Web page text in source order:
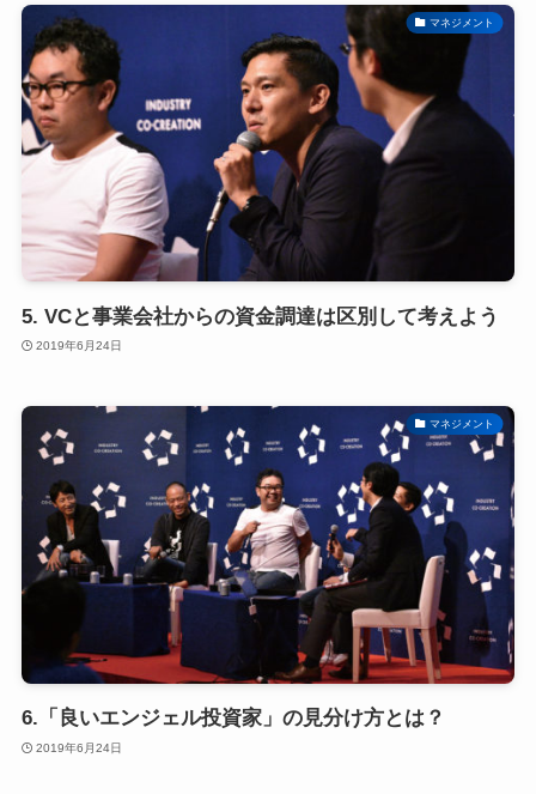
マネジメント
5. VCと事業会社からの資金調達は区別して考えよう
2019年6月24日
マネジメント
6.「良いエンジェル投資家」の見分け方とは？
2019年6月24日